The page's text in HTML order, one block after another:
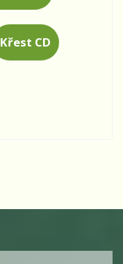
Křest CD